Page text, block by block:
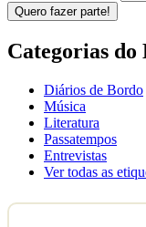
Quero fazer parte!
Categorias do
Diários de Bordo
Música
Literatura
Passatempos
Entrevistas
Ver todas as